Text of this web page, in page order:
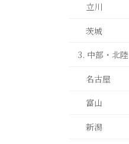
立川
茨城
3. 中部・北陸
名古屋
富山
新潟